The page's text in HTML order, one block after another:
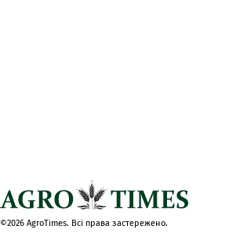
©2026 AgroTimes. Всі права застережено.